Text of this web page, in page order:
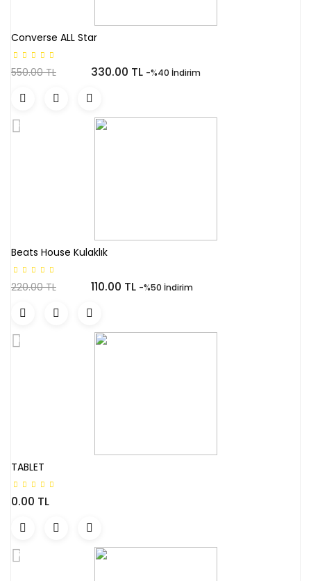
Converse ALL Star
550.00 TL 330.00 TL -%40 İndirim
Beats House Kulaklık
220.00 TL 110.00 TL -%50 İndirim
TABLET
0.00 TL